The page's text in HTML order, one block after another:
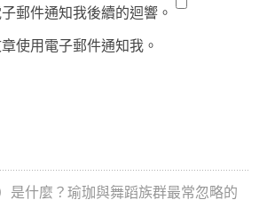
郵件通知我後續的迴響。
使用電子郵件通知我。
是什麼？瑜珈與舞蹈族群最常忽略的